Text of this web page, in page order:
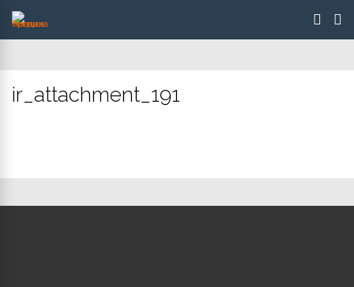
ir_attachment_191